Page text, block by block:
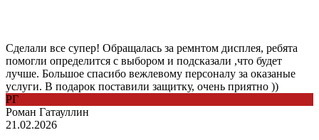
Сделали все супер! Обращалась за ремнтом дисплея, ребята
помогли определится с выбором и подсказали ,что будет
лучше. Большое спасибо вежлевому персоналу за оказаные
услуги. В подарок поставили защитку, очень приятно ))
РГ
Роман Гатауллин
21.02.2026